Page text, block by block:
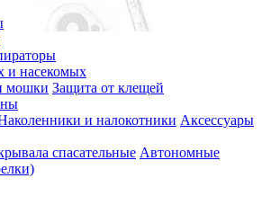
и насекомых
мошки Защита от клещей
и налокотники Аксессуары
спасательные Автономные